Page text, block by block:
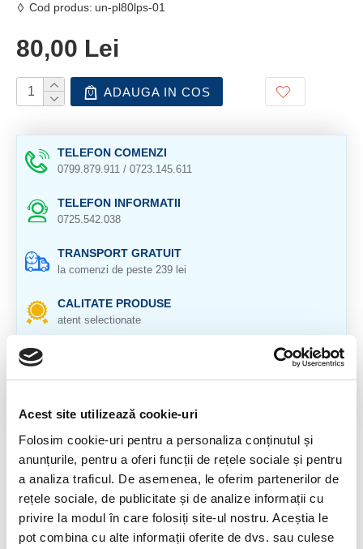
Acest site utilizează cookie-uri
Folosim cookie-uri pentru a personaliza conținutul și
anunțurile, pentru a oferi funcții de rețele sociale și pentru
a analiza traficul. De asemenea, le oferim partenerilor de
rețele sociale, de publicitate și de analize informații cu
privire la modul în care folosiți site-ul nostru. Aceștia le
pot combina cu alte informații oferite de dvs. sau culese
Cod produs: un-pl80lps-01
80,00 Lei
ADAUGA IN COS
TELEFON COMENZI
0799.879.911 / 0723.145.611
TELEFON INFORMATII
0725.542.038
TRANSPORT GRATUIT
la comenzi de peste 239 lei
CALITATE PRODUSE
atent selectionate
pentru toate produsele
DESCRIERE PRODUS
Origine : Afganistan
Cristal, unicat, natural 100%.